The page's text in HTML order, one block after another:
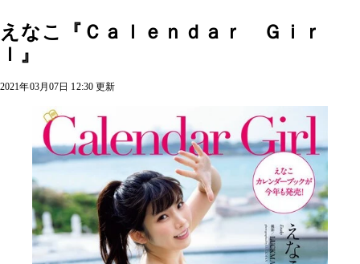
えなこ『Ｃａｌｅｎｄａｒ Ｇｉｒ
ｌ』
2021年03月07日 12:30 更新